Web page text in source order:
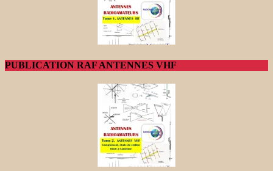
PUBLICATION RAF ANTENNES VHF